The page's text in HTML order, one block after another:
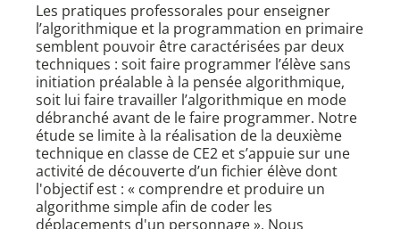
Les pratiques professorales pour enseigner
l’algorithmique et la programmation en primaire
semblent pouvoir être caractérisées par deux
techniques : soit faire programmer l’élève sans
initiation préalable à la pensée algorithmique,
soit lui faire travailler l’algorithmique en mode
débranché avant de le faire programmer. Notre
étude se limite à la réalisation de la deuxième
technique en classe de CE2 et s’appuie sur une
activité de découverte d’un fichier élève dont
l'objectif est : « comprendre et produire un
algorithme simple afin de coder les
déplacements d'un personnage ». Nous